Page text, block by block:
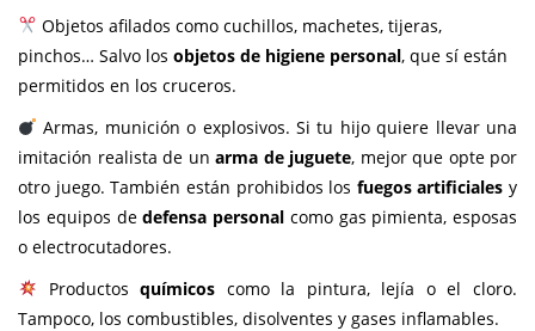
Objetos afilados como cuchillos, machetes, tijeras,
pinchos… Salvo los objetos de higiene personal, que sí están
permitidos en los cruceros.
Armas, munición o explosivos. Si tu hijo quiere llevar una
imitación realista de un arma de juguete, mejor que opte por
otro juego. También están prohibidos los fuegos artificiales y
los equipos dedefensa personal como gas pimienta, esposas
o electrocutadores.
Productosquímicos como la pintura, lejía o el cloro.
Tampoco, los combustibles, disolventes y gases inflamables.